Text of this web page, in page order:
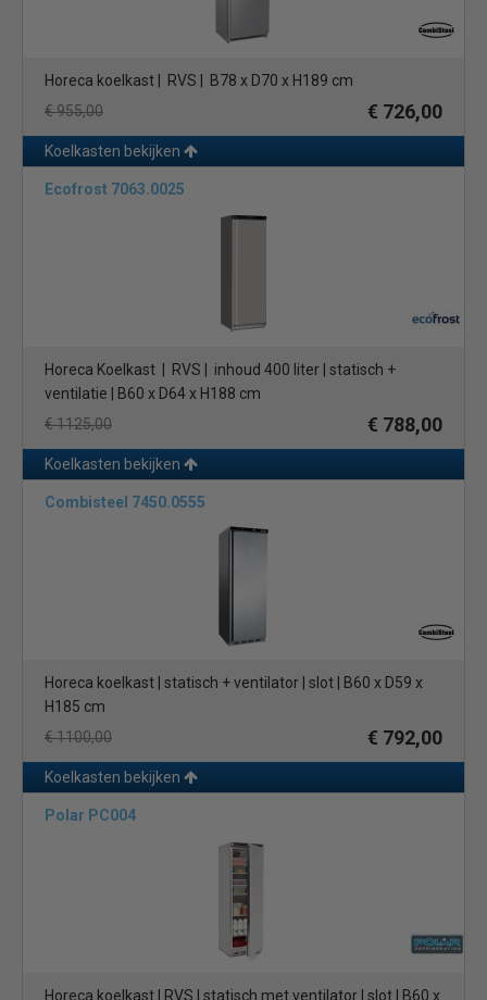
Horeca koelkast | RVS | B78 x D70 x H189 cm
€ 955,00
€ 726,00
Koelkasten bekijken
Ecofrost 7063.0025
Horeca Koelkast | RVS | inhoud 400 liter | statisch +
ventilatie | B60 x D64 x H188 cm
€ 1125,00
€ 788,00
Koelkasten bekijken
Combisteel 7450.0555
Horeca koelkast | statisch + ventilator | slot | B60 x D59 x
H185 cm
€ 1100,00
€ 792,00
Koelkasten bekijken
Polar PC004
Horeca koelkast | RVS | statisch met ventilator | slot | B60 x